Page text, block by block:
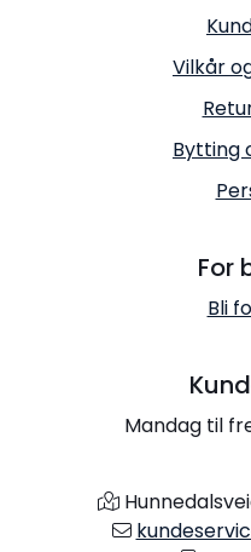
Vilkår
Bytting
For
Bli
Mandag til